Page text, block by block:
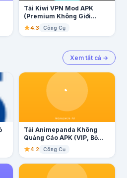
Tải Kiwi VPN Mod APK
(Premium Không Giới...
4.3 Công Cụ
Xem tất cả →
Tải Animepanda Không
Quảng Cáo APK (VIP, Bỏ...
4.2 Công Cụ